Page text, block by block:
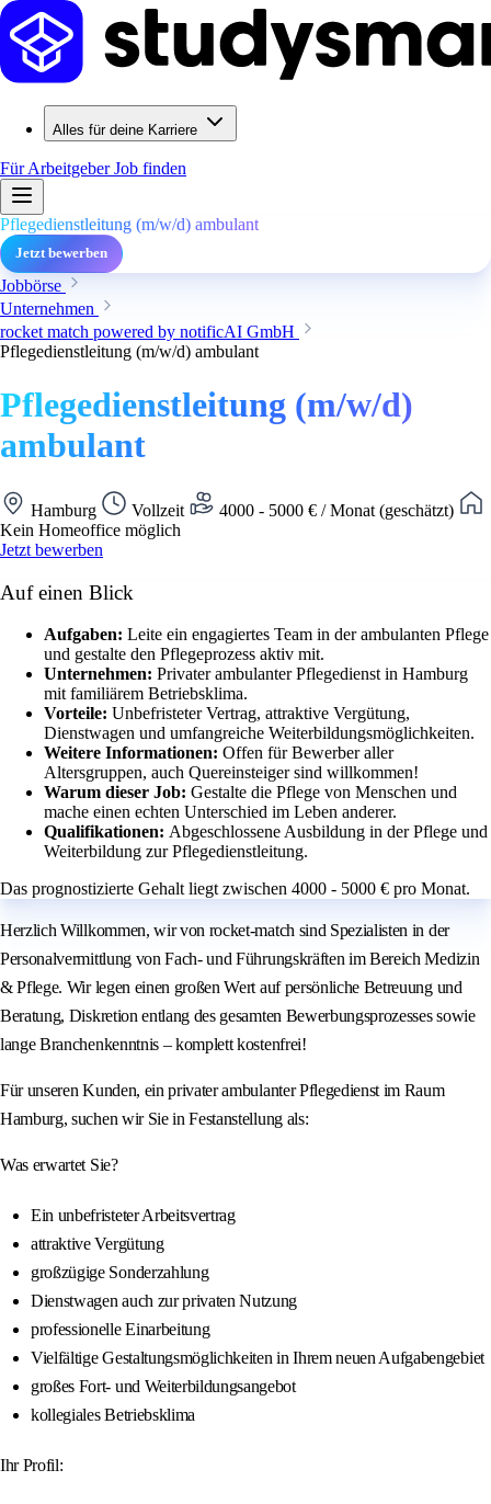
Alles für deine Karriere
Für ArbeitgeberJob finden
Pflegedienstleitung (m/w/d) ambulant
Jetzt bewerben
Jobbörse
Unternehmen
rocket match powered by notificAI GmbH
Pflegedienstleitung (m/w/d) ambulant
Pflegedienstleitung (m/w/d)
ambulant
Hamburg Vollzeit
4000 - 5000 € / Monat (geschätzt)
Kein Homeoffice möglich
Jetzt bewerben
Auf einen Blick
Aufgaben: Leite ein engagiertes Team in der ambulanten Pflege
und gestalte den Pflegeprozess aktiv mit.
Unternehmen: Privater ambulanter Pflegedienst in Hamburg
mit familiärem Betriebsklima.
Vorteile: Unbefristeter Vertrag, attraktive Vergütung,
Dienstwagen und umfangreiche Weiterbildungsmöglichkeiten.
Weitere Informationen: Offen für Bewerber aller
Altersgruppen, auch Quereinsteiger sind willkommen!
Warum dieser Job: Gestalte die Pflege von Menschen und
mache einen echten Unterschied im Leben anderer.
Qualifikationen: Abgeschlossene Ausbildung in der Pflege und
Weiterbildung zur Pflegedienstleitung.
Das prognostizierte Gehalt liegt zwischen 4000 - 5000 € pro Monat.
Herzlich Willkommen, wir von rocket-match sind Spezialisten in der
Personalvermittlung von Fach- und Führungskräften im Bereich Medizin
& Pflege. Wir legen einen großen Wert auf persönliche Betreuung und
Beratung, Diskretion entlang des gesamten Bewerbungsprozesses sowie
lange Branchenkenntnis – komplett kostenfrei!
Für unseren Kunden, ein privater ambulanter Pflegedienst im Raum
Hamburg, suchen wir Sie in Festanstellung als:
Was erwartet Sie?
Ein unbefristeter Arbeitsvertrag
attraktive Vergütung
großzügige Sonderzahlung
Dienstwagen auch zur privaten Nutzung
professionelle Einarbeitung
Vielfältige Gestaltungsmöglichkeiten in Ihrem neuen Aufgabengebiet
großes Fort- und Weiterbildungsangebot
kollegiales Betriebsklima
Ihr Profil: